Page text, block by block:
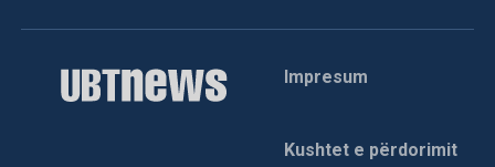
Impresum
Kushtet e përdorimit